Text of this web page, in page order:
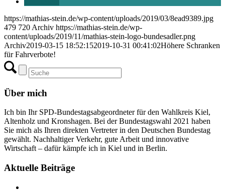
https://mathias-stein.de/wp-content/uploads/2019/03/8ead9389.jpg
479 720 Archiv https://mathias-stein.de/wp-
content/uploads/2019/11/mathias-stein-logo-bundesadler.png
Archiv2019-03-15 18:52:152019-10-31 00:41:02Höhere Schranken
für Fahrverbote!
Über mich
Ich bin Ihr SPD-Bundestagsabgeordneter für den Wahlkreis Kiel,
Altenholz und Kronshagen. Bei der Bundestagswahl 2021 haben
Sie mich als Ihren direkten Vertreter in den Deutschen Bundestag
gewählt. Nachhaltiger Verkehr, gute Arbeit und innovative
Wirtschaft – dafür kämpfe ich in Kiel und in Berlin.
Aktuelle Beiträge